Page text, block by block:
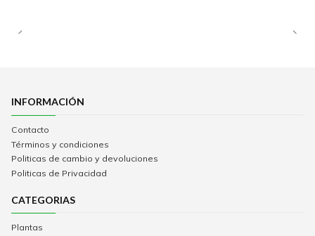
INFORMACIÓN
Contacto
Términos y condiciones
Politicas de cambio y devoluciones
Politicas de Privacidad
CATEGORIAS
Plantas